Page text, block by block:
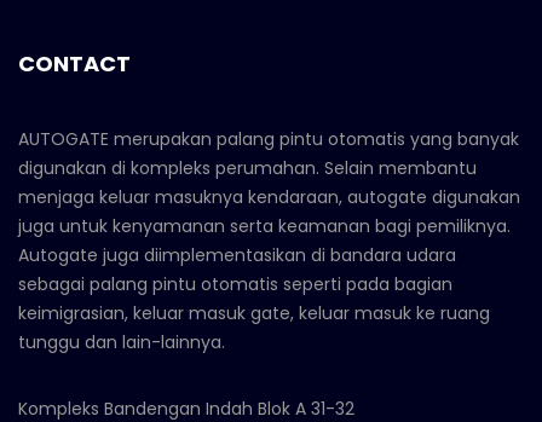
CONTACT
AUTOGATE merupakan palang pintu otomatis yang banyak
digunakan di kompleks perumahan. Selain membantu
menjaga keluar masuknya kendaraan, autogate digunakan
juga untuk kenyamanan serta keamanan bagi pemiliknya.
Autogate juga diimplementasikan di bandara udara
sebagai palang pintu otomatis seperti pada bagian
keimigrasian, keluar masuk gate, keluar masuk ke ruang
tunggu dan lain-lainnya.
Kompleks Bandengan Indah Blok A 31-32